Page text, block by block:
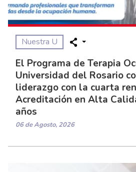
Nuestra U
El Programa de Terapia
Universidad del Rosario
liderazgo con la cuarta
Acreditación en Alta
años
06 de Agosto, 2026